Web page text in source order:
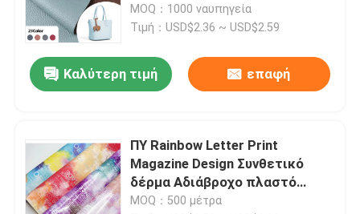
Αυτοκινήτων
MOQ：1000 ναυπηγεία
Τιμή：USD$2.36 ~ USD$2.59
Καλύτερη τιμή επαφή
ΠΥ Rainbow Letter Print
Magazine Design Συνθετικό
δέρμα Αδιάβροχο πλαστό
δερμάτινο ύφασμα για τσάντα
MOQ：500 μέτρα